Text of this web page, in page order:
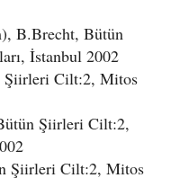
B.Brecht, Bütün
İstanbul 2002
Şiirleri Cilt:2, Mitos
Şiirleri Cilt:2,
Şiirleri Cilt:2, Mitos